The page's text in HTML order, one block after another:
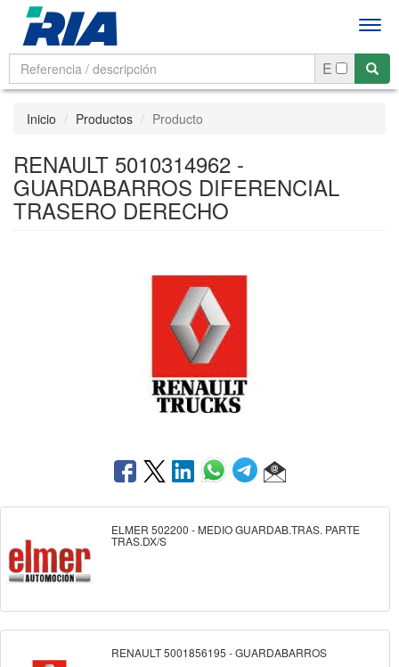
E
Inicio Productos Producto
RENAULT 5010314962 -
GUARDABARROS DIFERENCIAL
TRASERO DERECHO
ELMER 502200 - MEDIO GUARDAB.TRAS. PARTE
TRAS.DX/S
RENAULT 5001856195 - GUARDABARROS